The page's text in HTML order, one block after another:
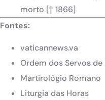
morto [† 1866]
Fontes:
vaticannews.va
Ordem dos Servos
Martirológio Romano
Liturgia das Horas